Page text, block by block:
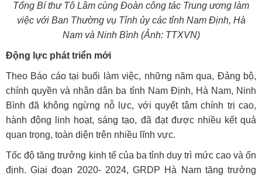
Tổng Bí thư Tô Lâm cùng Đoàn công tác Trung ương làm
việc với Ban Thường vụ Tỉnh ủy các tỉnh Nam Định, Hà
Nam và Ninh Bình (Ảnh: TTXVN)
Động lực phát triển mới
Theo Báo cáo tại buổi làm việc, những năm qua, Đảng bộ,
chính quyền và nhân dân ba tỉnh Nam Định, Hà Nam, Ninh
Bình đã không ngừng nỗ lực, với quyết tâm chính trị cao,
hành động linh hoạt, sáng tạo, đã đạt được nhiều kết quả
quan trọng, toàn diện trên nhiều lĩnh vực.
Tốc độ tăng trưởng kinh tế của ba tỉnh duy trì mức cao và ổn
định. Giai đoạn 2020- 2024, GRDP Hà Nam tăng trưởng